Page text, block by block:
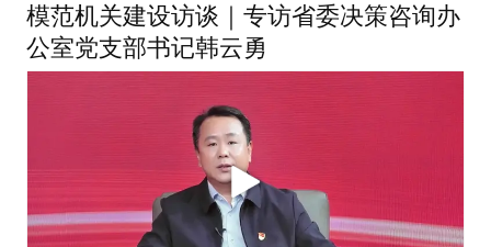
模范机关建设访谈｜专访省委决策咨询办
公室党支部书记韩云勇